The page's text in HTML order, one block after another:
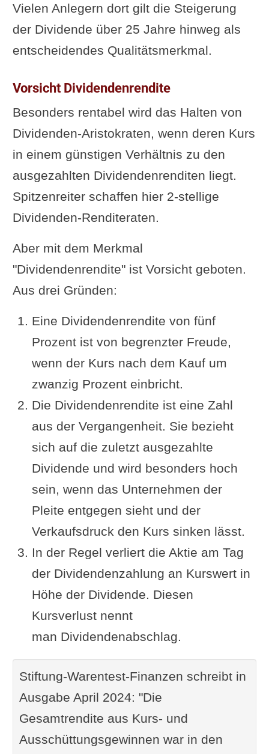
Vielen Anlegern dort gilt die Steigerung
der Dividende über 25 Jahre hinweg als
entscheidendes Qualitätsmerkmal.
Vorsicht Dividendenrendite
Besonders rentabel wird das Halten von
Dividenden-Aristokraten, wenn deren Kurs
in einem günstigen Verhältnis zu den
ausgezahlten Dividendenrenditen liegt.
Spitzenreiter schaffen hier 2-stellige
Dividenden-Renditeraten.
Aber mit dem Merkmal
"Dividendenrendite" ist Vorsicht geboten.
Aus drei Gründen:
Eine Dividendenrendite von fünf
Prozent ist von begrenzter Freude,
wenn der Kurs nach dem Kauf um
zwanzig Prozent einbricht.
Die Dividendenrendite ist eine Zahl
aus der Vergangenheit. Sie bezieht
sich auf die zuletzt ausgezahlte
Dividende und wird besonders hoch
sein, wenn das Unternehmen der
Pleite entgegen sieht und der
Verkaufsdruck den Kurs sinken lässt.
In der Regel verliert die Aktie am Tag
der Dividendenzahlung an Kurswert in
Höhe der Dividende. Diesen
Kursverlust nennt
man Dividendenabschlag.
Stiftung-Warentest-Finanzen schreibt in
Ausgabe April 2024: "Die
Gesamtrendite aus Kurs- und
Ausschüttungsgewinnen war in den